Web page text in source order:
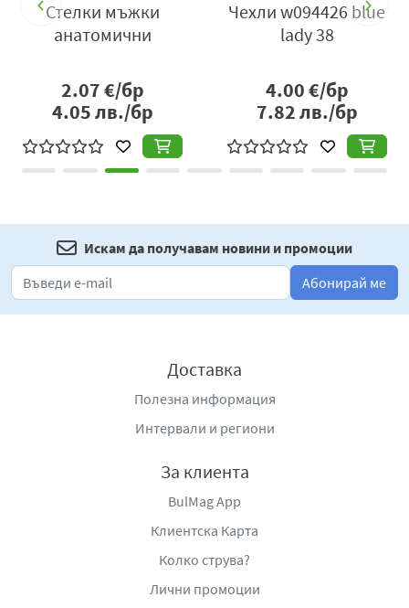
Стелки мъжки
анатомични
2.07€/бр
4.05лв./бр
Чехли w094426 blue
lady 38
4.00€/бр
7.82лв./бр
Искам да получавам новини и промоции
Абонирай ме
Доставка
Полезна информация
Интервали и региони
За клиента
BulMag App
Клиентска Карта
Колко струва?
Лични промоции